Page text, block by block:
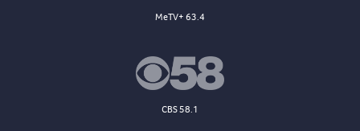
MeTV+ 63.4
CBS 58.1